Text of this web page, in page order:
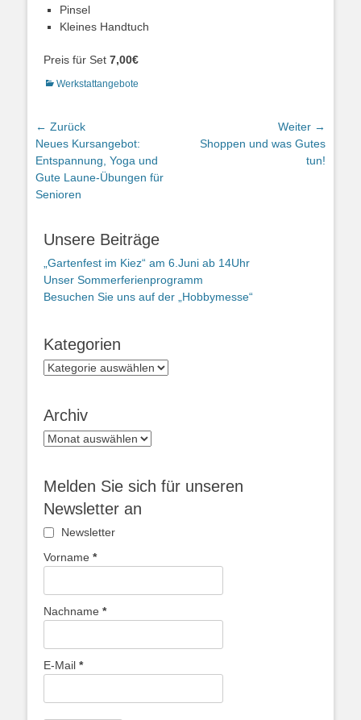
Pinsel
Kleines Handtuch
Preis für Set 7,00€
Kategorien
Werkstattangebote
Beitragsnavigation
← Zurück
Vorheriger
Beitrag:
Neues Kursangebot:
Entspannung, Yoga und
Gute Laune-Übungen für
Senioren
Weiter →
Nächster
Shoppen und was Gutes
tun!
Unsere Beiträge
„Gartenfest im Kiez“ am 6.Juni ab 14Uhr
Unser Sommerferienprogramm
Besuchen Sie uns auf der „Hobbymesse“
Kategorien
Kategorien
Archiv
Archiv
Melden Sie sich für unseren
Newsletter an
Newsletter
Vorname *
Nachname *
E-Mail *